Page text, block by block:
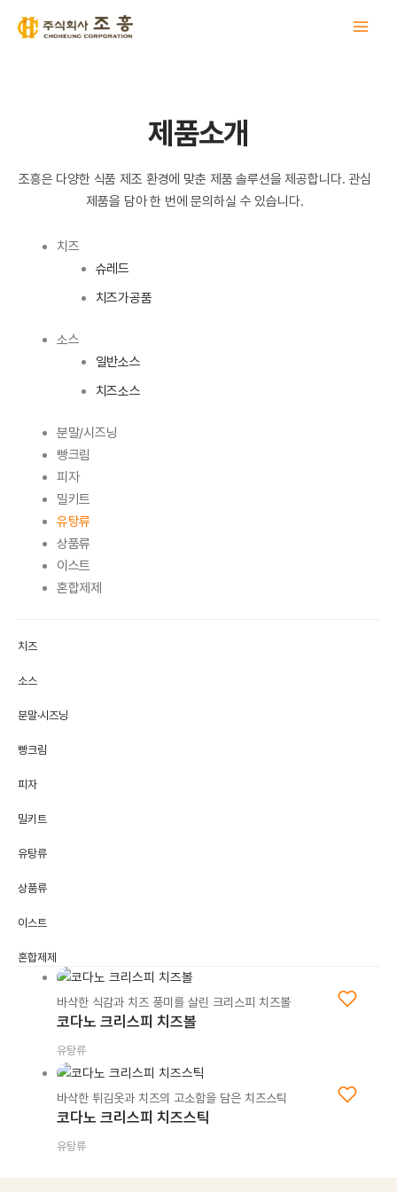
제품소개
조흥은 다양한 식품 제조 환경에 맞춘 제품 솔루션을 제공합니다. 관심
제품을 담아 한 번에 문의하실 수 있습니다.
치즈
슈레드
치즈가공품
소스
일반소스
치즈소스
분말/시즈닝
빵크림
피자
밀키트
유탕류
상품류
이스트
혼합제제
치즈
소스
분말·시즈닝
빵크림
피자
밀키트
유탕류
상품류
이스트
혼합제제
바삭한 식감과 치즈 풍미를 살린 크리스피 치즈볼
유탕류
코다노 크리스피 치즈볼
바삭한 튀김옷과 치즈의 고소함을 담은 치즈스틱
유탕류
코다노 크리스피 치즈스틱